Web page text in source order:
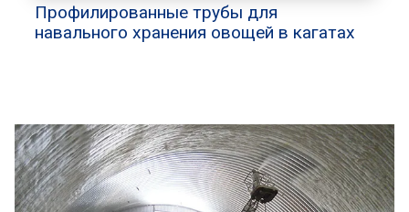
Профилированные трубы для
навального хранения овощей в кагатах